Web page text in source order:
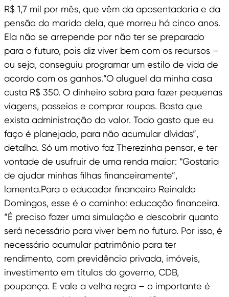
R$ 1,7 mil por mês, que vêm da aposentadoria e da
pensão do marido dela, que morreu há cinco anos.
Ela não se arrepende por não ter se preparado
para o futuro, pois diz viver bem com os recursos –
ou seja, conseguiu programar um estilo de vida de
acordo com os ganhos.”O aluguel da minha casa
custa R$ 350. O dinheiro sobra para fazer pequenas
viagens, passeios e comprar roupas. Basta que
exista administração do valor. Todo gasto que eu
faço é planejado, para não acumular dívidas”,
detalha. Só um motivo faz Therezinha pensar, e ter
vontade de usufruir de uma renda maior: “Gostaria
de ajudar minhas filhas financeiramente”,
lamenta.Para o educador financeiro Reinaldo
Domingos, esse é o caminho: educação financeira.
“É preciso fazer uma simulação e descobrir quanto
será necessário para viver bem no futuro. Por isso, é
necessário acumular patrimônio para ter
rendimento, com previdência privada, imóveis,
investimento em títulos do governo, CDB,
poupança. E vale a velha regra – o importante é